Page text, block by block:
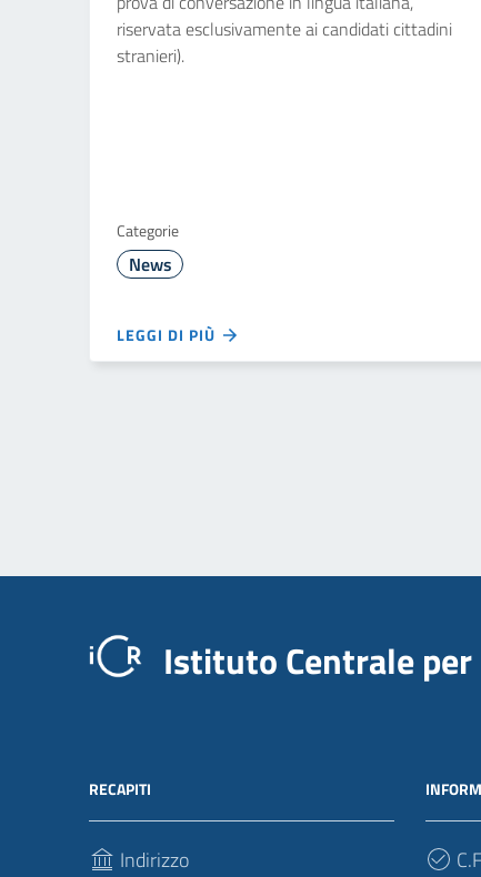
riservata esclusivamente ai candidati cittadini
stranieri).
Categorie
News
LEGGI DI PIÙ
Istituto Centrale
RECAPITI
Indirizzo